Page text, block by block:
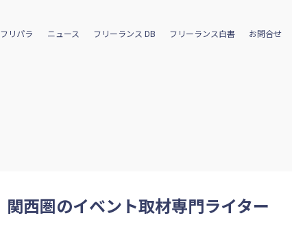
フリパラ ニュース フリーランス DB フリーランス白書 お問合せ
関西圏のイベント取材専門ライター